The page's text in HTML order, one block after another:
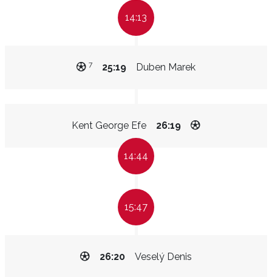
14:13
Duben Marek
25:19
7
Kent George Efe 26:19
14:44
15:47
Veselý Denis
26:20